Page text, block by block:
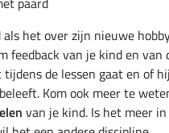
het over zijn nieuwe
feedback van je kind en van
de lessen gaat en of
Kom ook meer te
van je kind. Is het meer